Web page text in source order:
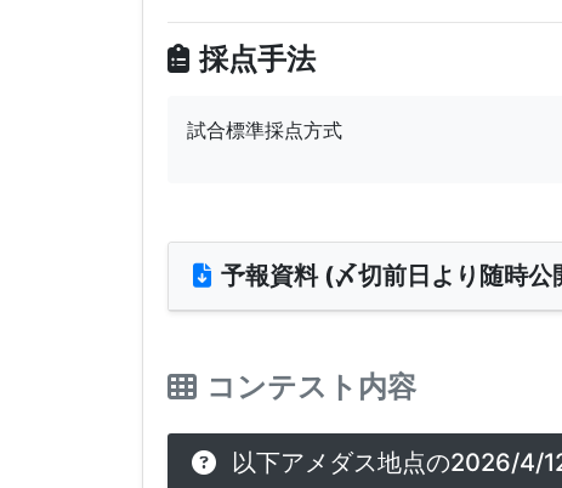
採点手法
試合標準採点方式
予報資料 (〆切前日より随時公
コンテスト内容
以下アメダス地点の2026/4/